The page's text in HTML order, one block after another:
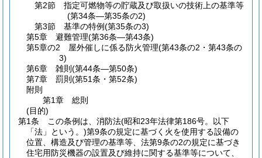
第2節
指定可燃物等の貯蔵及び取扱いの技術上の基準等
(第34条―第35条の2)
第3節
基準の特例(第35条の3)
第5章
避難管理(第36条―第43条)
第5章の2
屋外催しに係る防火管理(第43条の2・第43条の
3)
第6章
雑則 (第44条―第50条)
第7章
罰則 (第51条・第52条)
附則
第1章
総則
(目的)
第1条
この条例は、消防法(昭和23年法律第186号。以下
「法」という。)第9条の規定に基づく火を使用する設備の
位置、構造及び管理の基準等、法第9条の2の規定に基づき
住宅用防災機器の設置及び維持に関する基準等について、